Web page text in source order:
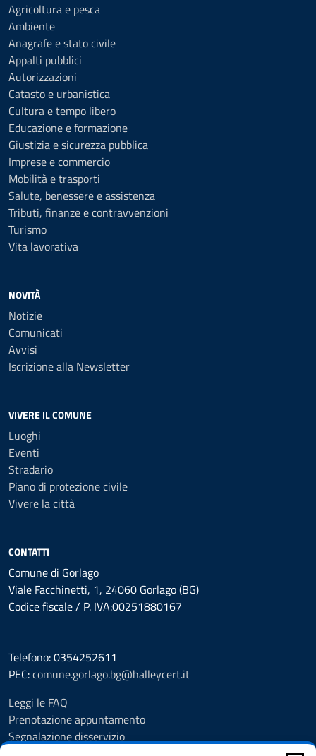
Agricoltura e pesca
Ambiente
Anagrafe e stato civile
Appalti pubblici
Autorizzazioni
Catasto e urbanistica
Cultura e tempo libero
Educazione e formazione
Giustizia e sicurezza pubblica
Imprese e commercio
Mobilità e trasporti
Salute, benessere e assistenza
Tributi, finanze e contravvenzioni
Turismo
Vita lavorativa
NOVITÀ
Notizie
Comunicati
Avvisi
Iscrizione alla Newsletter
VIVERE IL COMUNE
Luoghi
Eventi
Stradario
Piano di protezione civile
Vivere la città
CONTATTI
Comune di Gorlago
Viale Facchinetti, 1, 24060 Gorlago (BG)
Codice fiscale / P. IVA:00251880167
Telefono: 0354252611
PEC:comune.gorlago.bg@halleycert.it
Leggi le FAQ
Prenotazione appuntamento
Segnalazione disservizio